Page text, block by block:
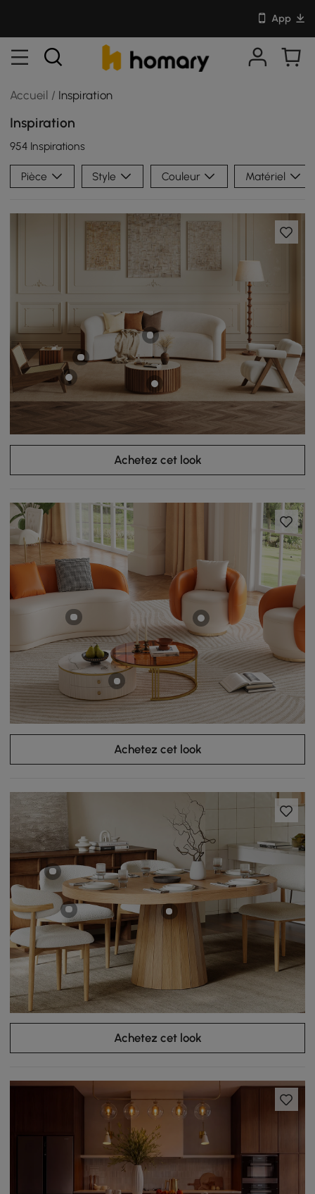
App
Accueil / Inspiration
Inspiration
954 Inspirations
Pièce Style Couleur Matériel
Achetez cet look
Achetez cet look
Achetez cet look